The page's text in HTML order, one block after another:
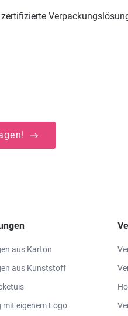
aus Karton
aus Kunststoff
eigenem Logo